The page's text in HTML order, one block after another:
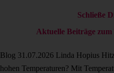
Schließe
Aktuelle Beiträge
Blog 31.07.2026 Linda Hopius
hohen Temperaturen? Mit